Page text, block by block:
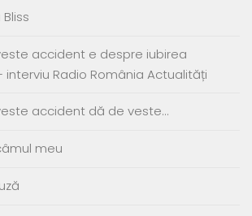
accident e despre iubirea
Radio România Actualități
accident dă de veste…
meu